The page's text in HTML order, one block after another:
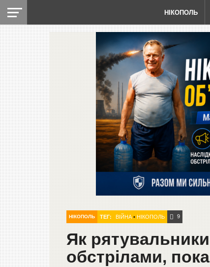
НІКОПОЛЬ
НІКОПОЛЬ ТЕГ: ВІЙНА• НІКОПОЛЬ 9
Як
обстрілами,